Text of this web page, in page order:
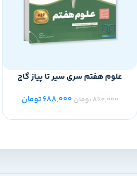
علوم هفتم سری سیر تا پیاز گاج
860,000تومان688,000تومان